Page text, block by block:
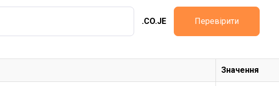
.CO.JE Перевірити
Значення